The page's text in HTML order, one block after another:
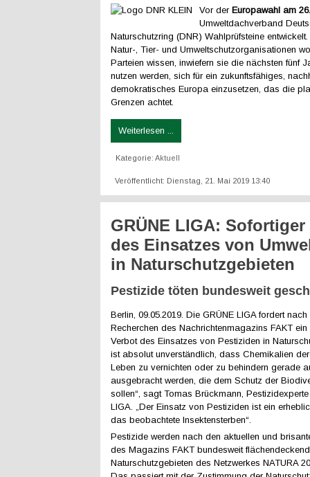
Vor der Europawahl am
Umweltdachverband
Naturschutzring (DNR) Wahlprüfsteine
Natur-, Tier- und Umweltschutzorganisationen
Parteien wissen, inwiefern sie die nächsten fünf
nutzen werden, sich für ein zukunftsfähiges,
demokratisches Europa einzusetzen, das die
Grenzen achtet.
Weiterlesen ...
Kategorie: Aktuell
Veröffentlicht: Dienstag, 21. Mai 2019 13:40
GRÜNE LIGA:
des Einsatzes von
in Naturschutzgebieten
Pestizide töten bundesweit
Berlin, 09.05.2019. Die GRÜNE LIGA fordert
Recherchen des Nachrichtenmagazins FAKT
Verbot des Einsatzes von Pestiziden in
ist absolut unverständlich, dass Chemikalien
Leben zu vernichten oder zu behindern gerade
ausgebracht werden, die dem Schutz der
sollen“, sagt Tomas Brückmann,
LIGA. „Der Einsatz von Pestiziden ist ein
das beobachtete Insektensterben“.
Pestizide werden nach den aktuellen und
des Magazins FAKT bundesweit
Naturschutzgebieten des Netzwerkes NATURA